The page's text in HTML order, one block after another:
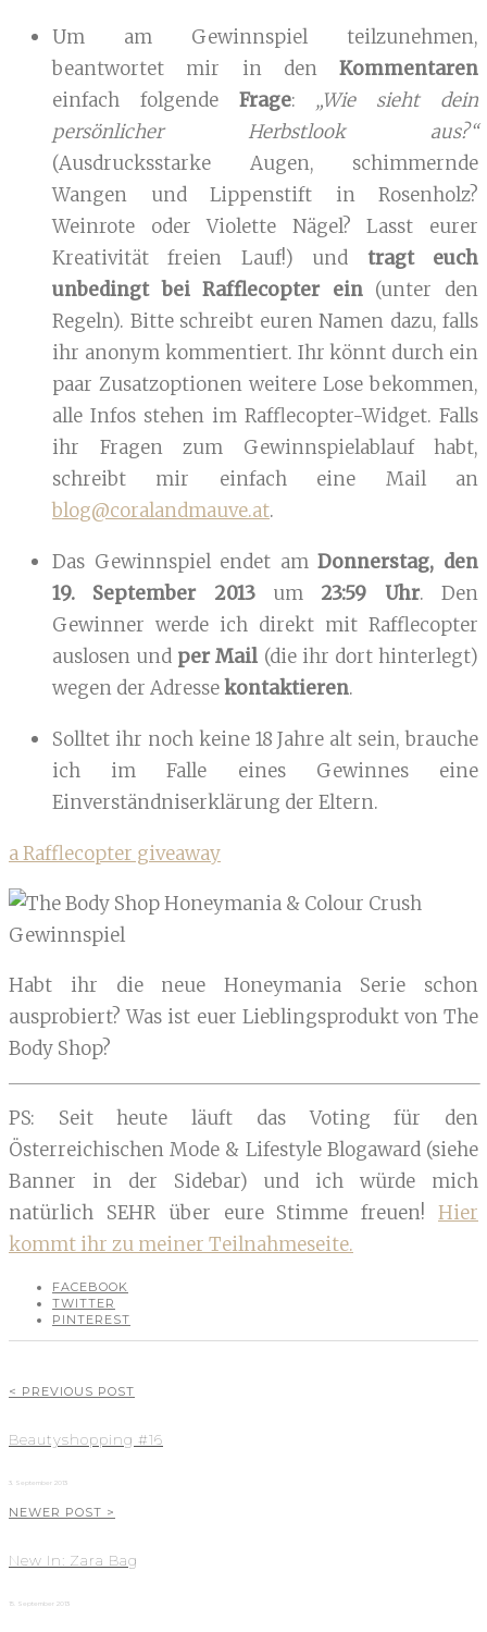
Um am Gewinnspiel teilzunehmen,
beantwortet mir in denKommentaren
einfach folgende Frage: „Wie sieht dein
persönlicher Herbstlook aus?“
(Ausdrucksstarke Augen, schimmernde
Wangen und Lippenstift in Rosenholz?
Weinrote oder Violette Nägel? Lasst eurer
Kreativität freien Lauf!) und tragt euch
unbedingt bei Rafflecopter ein(unter den
Regeln). Bitte schreibt euren Namen dazu, falls
ihr anonym kommentiert. Ihr könnt durch ein
paar Zusatzoptionen weitere Lose bekommen,
alle Infos stehen im Rafflecopter-Widget. Falls
ihr Fragen zum Gewinnspielablauf habt,
schreibt mir einfach eine Mail an
blog@coralandmauve.at.
Das Gewinnspiel endet amDonnerstag, den
19. September 2013um 23:59 Uhr. Den
Gewinner werde ich direkt mit Rafflecopter
auslosen und per Mail (die ihr dort hinterlegt)
wegen der Adresse kontaktieren.
Solltet ihr noch keine 18 Jahre alt sein, brauche
ich im Falle eines Gewinnes eine
Einverständniserklärung der Eltern.
a Rafflecopter giveaway
Habt ihr die neue Honeymania Serie schon
ausprobiert? Was ist euer Lieblingsprodukt von The
Body Shop?
PS: Seit heute läuft das Voting für den
Österreichischen Mode & Lifestyle Blogaward (siehe
Banner in der Sidebar) und ich würde mich
natürlich SEHR über eure Stimme freuen! Hier
kommt ihr zu meiner Teilnahmeseite.
FACEBOOK
TWITTER
PINTEREST
< PREVIOUS POST
Beautyshopping #16
3. September 2013
NEWER POST >
New In: Zara Bag
15. September 2013